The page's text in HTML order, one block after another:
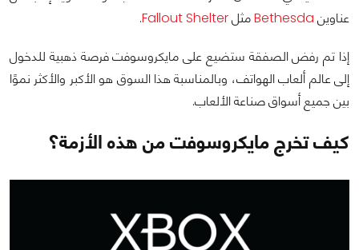
عناوين Bethesdaمثل .
إذا تم رفض الصفقة ستضيع على مايكروسوفت فرصة ذهبية للدخول
إلى عالم ألعاب الهواتف، وبالمناسبة هذا السوق هو الأكبر والأكثر نموًا
بين جميع أسواق صناعة الألعاب.
كيف تخرج مايكروسوفت من هذه الأزمة؟